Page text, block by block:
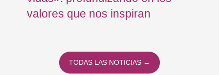
valores que nos inspiran
TODAS LAS NOTICIAS →